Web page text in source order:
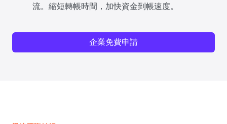
流。縮短轉帳時間，加快資金到帳速度。
企業免費申請